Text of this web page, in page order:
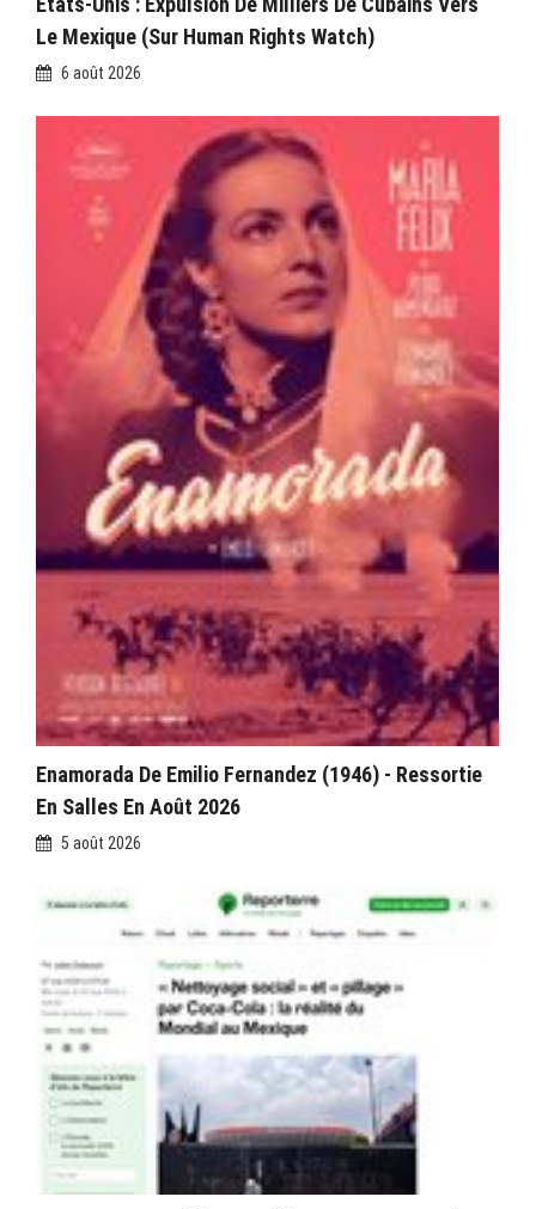
Le Mexique (sur Human Rights Watch)
6 août 2026
Enamorada De Emilio Fernandez (1946) - Ressortie
En Salles En Août 2026
5 août 2026